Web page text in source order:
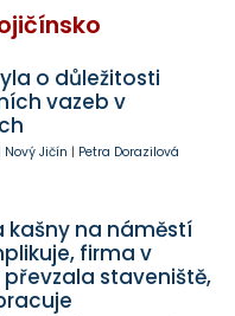
o důležitosti
vazeb v
Nový Jičín | Petra Dorazilová
kašny na náměstí
firma v
staveniště,